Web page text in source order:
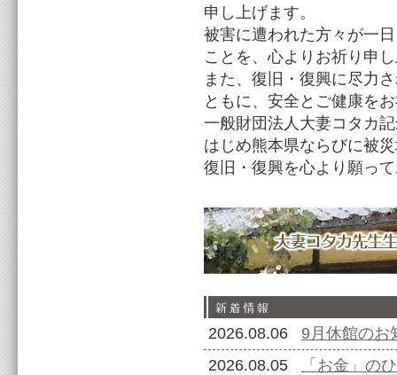
申し上げます。
被害に遭われた方々が一
ことを、心よりお祈り申
また、復旧・復興に尽力
ともに、安全とご健康を
一般財団法人大妻コタカ
はじめ熊本県ならびに被
復旧・復興を心より願っ
2026.08.06 9月休館のお
2026.08.05
「お金」の